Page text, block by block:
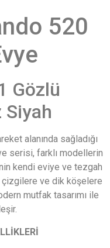
520
Gözlü
Siyah
alanında sağladığı
serisi, farklı modellerin
kendi eviye ve tezgah
çizgilere ve dik köşelere
mutfak tasarımı ile